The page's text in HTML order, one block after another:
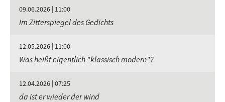
09.06.2026 | 11:00
Im Zitterspiegel des Gedichts
12.05.2026 | 11:00
Was heißt eigentlich "klassisch modern"?
12.04.2026 | 07:25
da ist er wieder der wind